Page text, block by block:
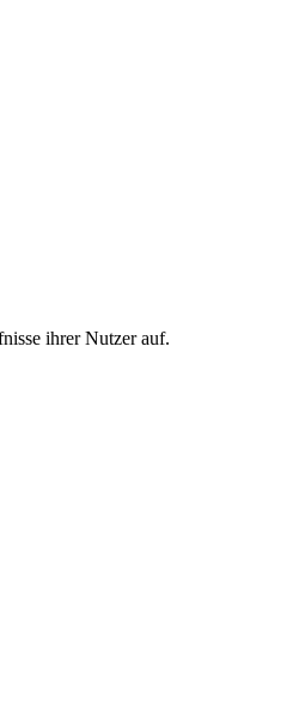
ihrer Nutzer auf.